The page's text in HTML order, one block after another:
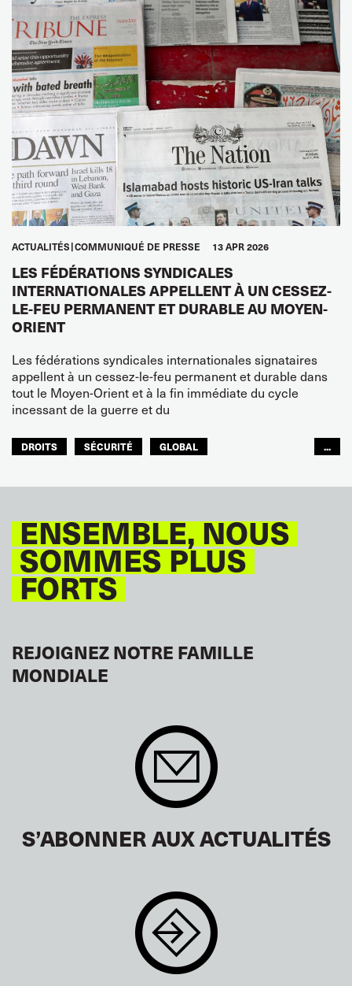
ACTUALITÉS COMMUNIQUÉ DE PRESSE 13 APR 2026
LES FÉDÉRATIONS SYNDICALES
INTERNATIONALES APPELLENT À UN CESSEZ-
LE-FEU PERMANENT ET DURABLE AU MOYEN-
ORIENT
Les fédérations syndicales internationales signataires
appellent à un cessez-le-feu permanent et durable dans
tout le Moyen-Orient et à la fin immédiate du cycle
incessant de la guerre et du
DROITS SÉCURITÉ
GLOBAL
...
ENSEMBLE, NOUS
SOMMES PLUS
FORTS
REJOIGNEZ NOTRE FAMILLE
MONDIALE
S’ABONNER AUX ACTUALITÉS